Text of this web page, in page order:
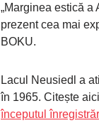
„Marginea estică a
prezent cea mai
BOKU.
Lacul Neusiedl a
în 1965. Citește
începutul